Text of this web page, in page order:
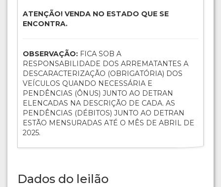
ATENÇÃO! VENDA NO ESTADO QUE SE
ENCONTRA.
OBSERVAÇÃO: FICA SOB A
RESPONSABILIDADE DOS ARREMATANTES A
DESCARACTERIZAÇÃO (OBRIGATÓRIA) DOS
VEÍCULOS QUANDO NECESSÁRIA E
PENDÊNCIAS (ÔNUS) JUNTO AO DETRAN
ELENCADAS NA DESCRIÇÃO DE CADA. AS
PENDÊNCIAS (DÉBITOS) JUNTO AO DETRAN
ESTÃO MENSURADAS ATÉ O MÊS DE ABRIL DE
2025.
Dados do leilão